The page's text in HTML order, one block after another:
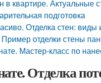
квартире. Актуальные
подготовка
Отделка стен:
Пример отделки стены
Мастер-класс по
Отделка